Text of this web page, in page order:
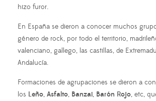
hizo furor.
En España se dieron a conocer muchos
género de rock, por todo el territorio,
valenciano, gallego, las castillas, de
Andalucía.
Formaciones de agrupaciones se dieron a
los Leño, Asfalto, Banzai, Barón Rojo, etc,